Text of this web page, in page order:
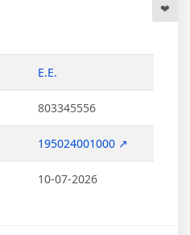
Ε.Ε.
803345556
195024001000 ↗
10-07-2026